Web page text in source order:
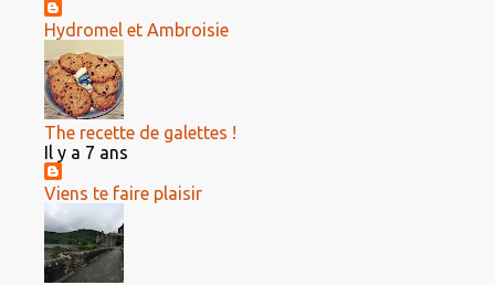
Hydromel et Ambroisie
The recette de galettes !
Il y a 7 ans
Viens te faire plaisir